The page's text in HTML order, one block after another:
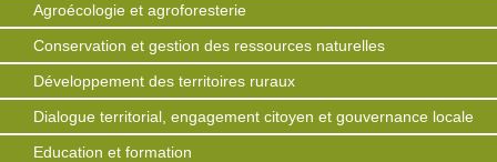
Agroécologie et agroforesterie
Conservation et gestion des ressources naturelles
Développement des territoires ruraux
Dialogue territorial, engagement citoyen et gouvernance locale
Education et formation